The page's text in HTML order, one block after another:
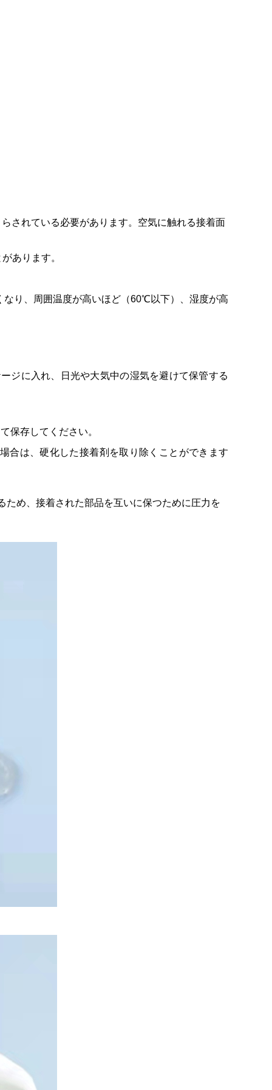
されている必要があります。空気に触れる接着面
あります。
り、周囲温度が高いほど（60℃以下）、湿度が高
ジに入れ、日光や大気中の湿気を避けて保管する
保存してください。
合は、硬化した接着剤を取り除くことができます
め、接着された部品を互いに保つために圧力を